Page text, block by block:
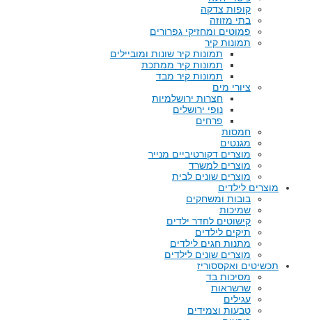
קופות צדקה
בתי מזוזה
פמוטים ומחזיקי גפרורים
תמונות קיר
תמונות קיר שונות ומוביילים
תמונות קיר ממתכת
תמונות קיר מבד
ציורי מים
חצרות ירושלמיות
נופי ירושלים
פרחים
חמסות
מגנטים
מוצרים דקורטיביים מנייר
מוצרים למשרד
מוצרים שונים לבית
מוצרים לילדים
בובות ומשחקים
שמיכות
קישוטים לחדר ילדים
תיקים לילדים
מתנות חגים לילדים
מוצרים שונים לילדים
תכשיטים ואקססוריז
מסיכות בד
שרשראות
עגילים
טבעות וצמידים